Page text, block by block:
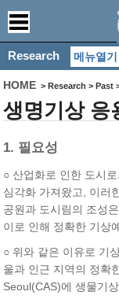
Research 메뉴열기
HOME > Research > Past
생명기상 응
1. 필요성
○ 산업화로 인한 도시
심각화 가져왔고, 이러
공원과 도시림의 조성
이로 인해 정확한 기상
○ 위와 같은 이유로 기
울과 인근 지역의 정확
Seoul(CAS)에 생물기